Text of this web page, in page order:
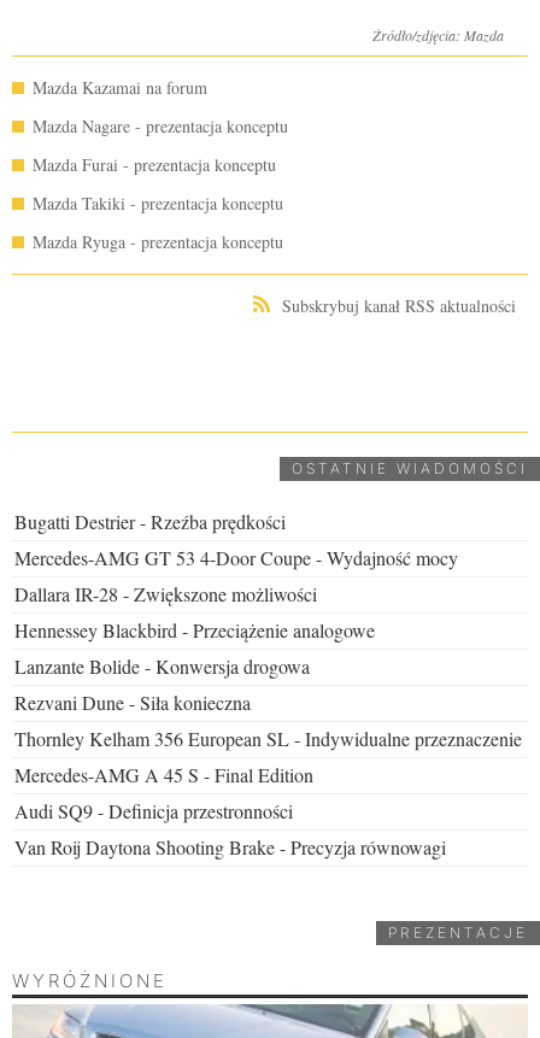
Źródło/zdjęcia: Mazda
Mazda Kazamai na forum
Mazda Nagare - prezentacja konceptu
Mazda Furai - prezentacja konceptu
Mazda Takiki - prezentacja konceptu
Mazda Ryuga - prezentacja konceptu
Subskrybuj kanał RSS aktualności
OSTATNIE WIADOMOŚCI
Bugatti Destrier - Rzeźba prędkości
Mercedes-AMG GT 53 4-Door Coupe - Wydajność mocy
Dallara IR-28 - Zwiększone możliwości
Hennessey Blackbird - Przeciążenie analogowe
Lanzante Bolide - Konwersja drogowa
Rezvani Dune - Siła konieczna
Thornley Kelham 356 European SL - Indywidualne przeznaczenie
Mercedes-AMG A 45 S - Final Edition
Audi SQ9 - Definicja przestronności
Van Roij Daytona Shooting Brake - Precyzja równowagi
PREZENTACJE
WYRÓŻNIONE